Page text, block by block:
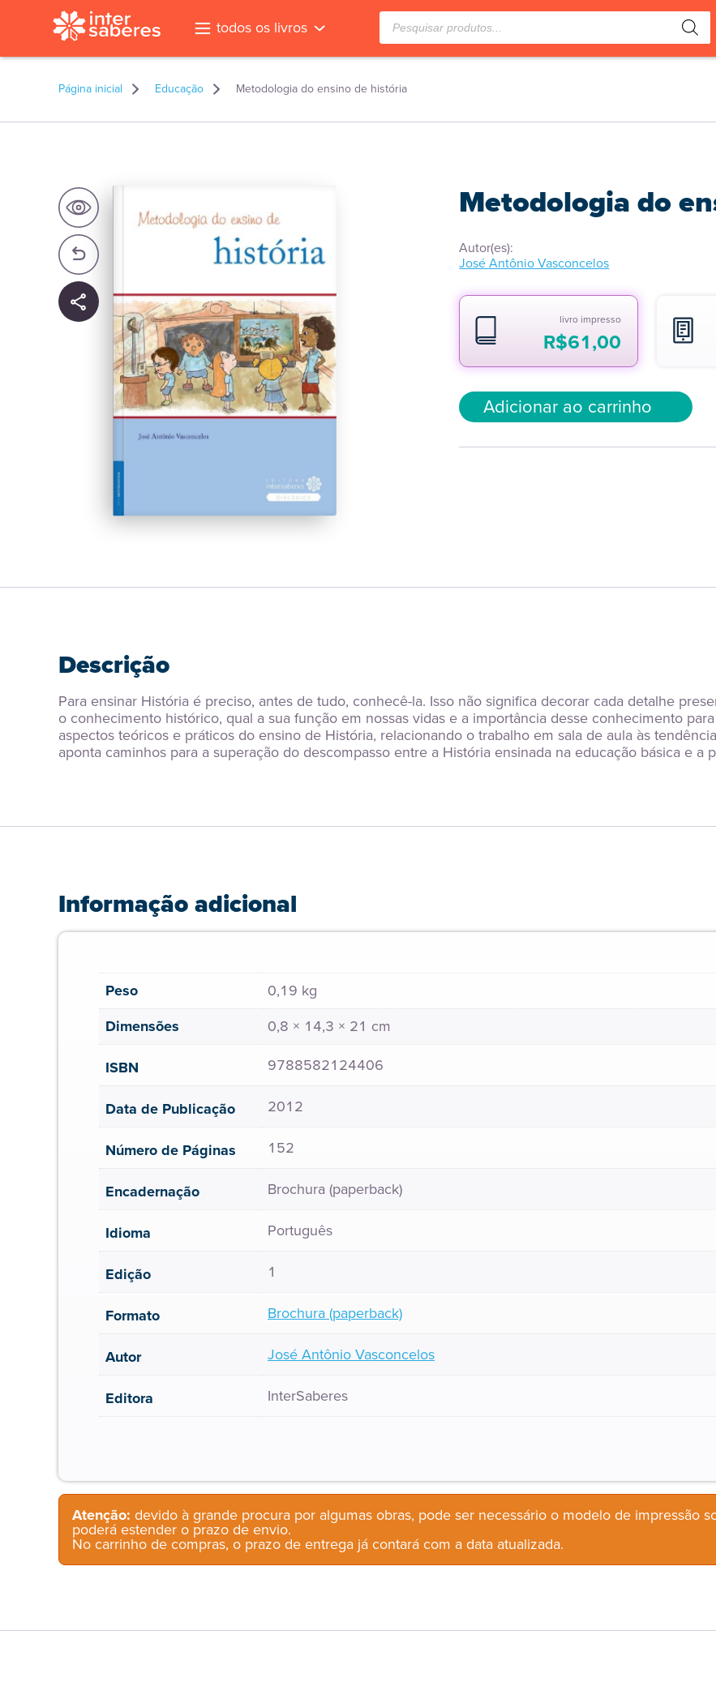
todos os livros Pesquisar
produtos
Página inicial Educação Metodologia do ensino de história
Metodologia do
Autor(es):
José Antônio Vasconcelos
livro impresso
R$61,00
Adicionar ao carrinho
Descrição
Para ensinar História é preciso, antes de tudo, conhecê-la. Isso não significa decorar cada detalhe
o conhecimento histórico, qual a sua função em nossas vidas e a importância desse conhecimento
aspectos teóricos e práticos do ensino de História, relacionando o trabalho em sala de aula às
aponta caminhos para a superação do descompasso entre a História ensinada na educação básica e a
Informação adicional
Peso
0,19 kg
Dimensões
0,8 × 14,3 × 21 cm
ISBN
9788582124406
Data de Publicação 2012
Número de Páginas 152
Encadernação Brochura (paperback)
Idioma Português
Edição 1
Formato Brochura (paperback)
Autor José Antônio Vasconcelos
Editora InterSaberes
Atenção: devido à grande procura por algumas obras, pode ser necessário o modelo de impressão
poderá estender o prazo de envio.
No carrinho de compras, o prazo de entrega já contará com a data atualizada.